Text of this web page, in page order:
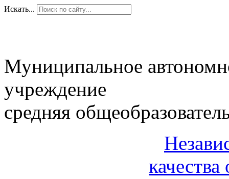
Искать...
Муниципальное
учреждение
средняя
качества